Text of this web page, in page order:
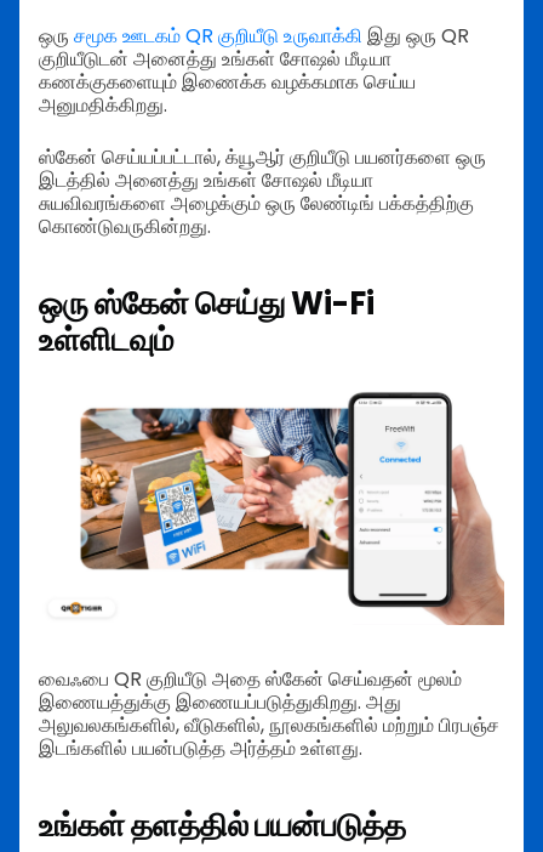
ஒரு சமூக ஊடகம் QR குறியீடு உருவாக்கி இது ஒரு QR
குறியீடுடன் அனைத்து உங்கள் சோஷல் மீடியா
கணக்குகளையும் இணைக்க வழக்கமாக செய்ய
அனுமதிக்கிறது.
ஸ்கேன் செய்யப்பட்டால், க்யூஆர் குறியீடு பயனர்களை ஒரு
இடத்தில் அனைத்து உங்கள் சோஷல் மீடியா
சுயவிவரங்களை அழைக்கும் ஒரு லேண்டிங் பக்கத்திற்கு
கொண்டுவருகின்றது.
ஒரு ஸ்கேன் செய்து Wi-Fi
உள்ளிடவும்
வைஃபை QR குறியீடு அதை ஸ்கேன் செய்வதன் மூலம்
இணையத்துக்கு இணையப்படுத்துகிறது. அது
அலுவலகங்களில், வீடுகளில், நூலகங்களில் மற்றும் பிரபஞ்ச
இடங்களில் பயன்படுத்த அர்த்தம் உள்ளது.
உங்கள் தளத்தில் பயன்படுத்த